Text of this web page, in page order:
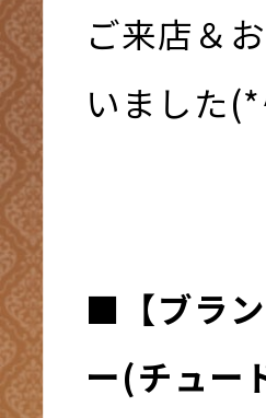
ご来店＆
いました
■ 【ブラ
ー(チュー